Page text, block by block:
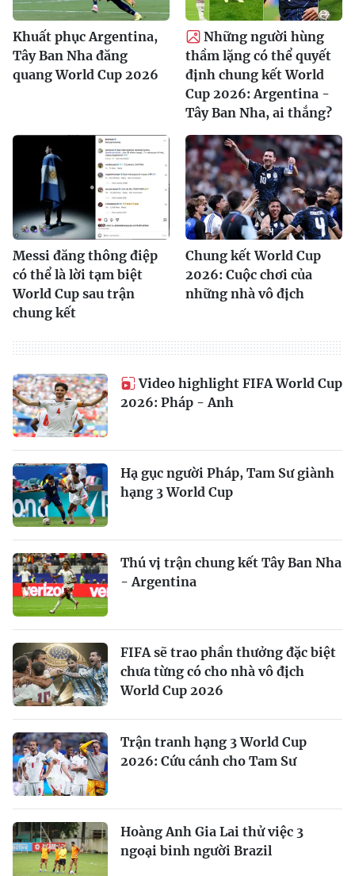
Khuất phục Argentina,
Tây Ban Nha đăng
quang World Cup 2026
Những người hùng
thầm lặng có thể quyết
định chung kết World
Cup 2026: Argentina -
Tây Ban Nha, ai thắng?
Messi đăng thông điệp
có thể là lời tạm biệt
World Cup sau trận
chung kết
Chung kết World Cup
2026: Cuộc chơi của
những nhà vô địch
Video highlight FIFA World Cup
2026: Pháp - Anh
Hạ gục người Pháp, Tam Sư giành
hạng 3 World Cup
Thú vị trận chung kết Tây Ban Nha
- Argentina
FIFA sẽ trao phần thưởng đặc biệt
chưa từng có cho nhà vô địch
World Cup 2026
Trận tranh hạng 3 World Cup
2026: Cứu cánh cho Tam Sư
Hoàng Anh Gia Lai thử việc 3
ngoại binh người Brazil